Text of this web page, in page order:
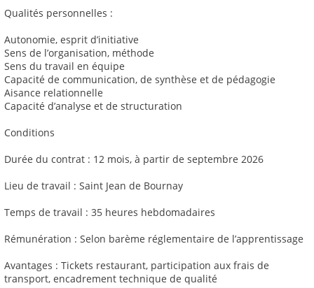
Qualités personnelles :
Autonomie, esprit d’initiative
Sens de l’organisation, méthode
Sens du travail en équipe
Capacité de communication, de synthèse et de pédagogie
Aisance relationnelle
Capacité d’analyse et de structuration
Conditions
Durée du contrat : 12 mois, à partir de septembre 2026
Lieu de travail : Saint Jean de Bournay
Temps de travail : 35 heures hebdomadaires
Rémunération : Selon barème réglementaire de l’apprentissage
Avantages : Tickets restaurant, participation aux frais de
transport, encadrement technique de qualité